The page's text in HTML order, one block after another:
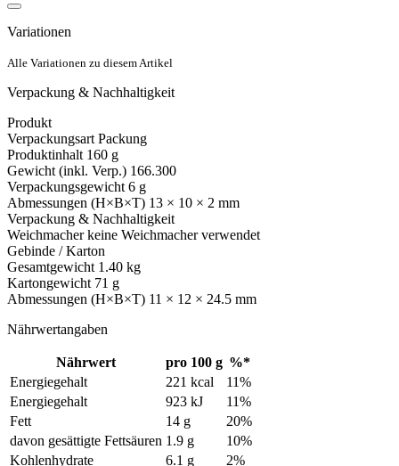
Variationen
Alle Variationen zu diesem Artikel
Verpackung & Nachhaltigkeit
Produkt
Verpackungsart Packung
Produktinhalt 160 g
Gewicht (inkl. Verp.) 166.300
Verpackungsgewicht 6 g
Abmessungen (H×B×T) 13 × 10 × 2 mm
Verpackung & Nachhaltigkeit
Weichmacher keine Weichmacher verwendet
Gebinde / Karton
Gesamtgewicht 1.40 kg
Kartongewicht 71 g
Abmessungen (H×B×T) 11 × 12 × 24.5 mm
Nährwertangaben
Nährwert pro 100 g %*
Energiegehalt
221 kcal
11%
Energiegehalt
923 kJ
11%
Fett
14 g
20%
davon gesättigte Fettsäuren 1.9 g
10%
Kohlenhydrate
6.1 g 2%